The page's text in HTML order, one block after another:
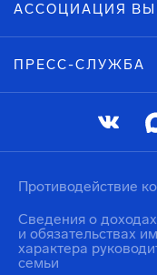
АССОЦИАЦИЯ
ПРЕСС-СЛУЖБА
Противодействие
Сведения о
и обязательствах
характера
семьи